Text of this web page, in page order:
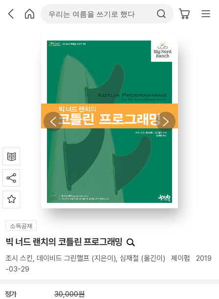
소득공제
빅 너드 랜치의 코틀린 프로그래밍
조시 스킨, 데이비드 그린핼프 (지은이), 심재철 (옮긴이) 제이펍
2019
-03-29
정가 30,000원